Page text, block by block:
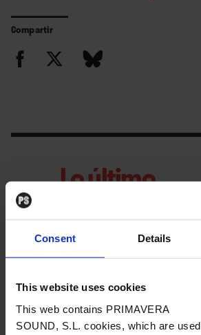
Consent Details
This website uses cookies
This web contains PRIMAVERA
SOUND, S.L. cookies, which are used
Compartir
Lo último
vista por... José
Manuel Caturla:
viernes, 31 de
julio de 2026